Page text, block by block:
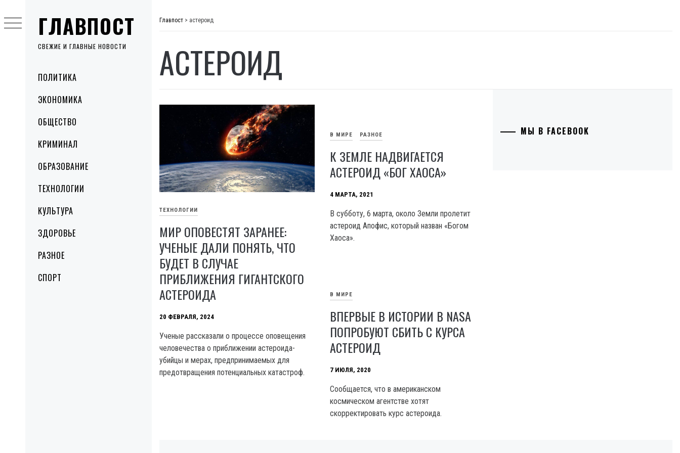
ГЛАВПОСТ
СВЕЖИЕ И ГЛАВНЫЕ НОВОСТИ
MenuПОЛИТИКА
ЭКОНОМИКА
ОБЩЕСТВО
КРИМИНАЛ
ОБРАЗОВАНИЕ
ТЕХНОЛОГИИ
КУЛЬТУРА
ЗДОРОВЬЕ
РАЗНОЕ
СПОРТ
to
content
Главпост > астероид
АСТЕРОИД
ТЕХНОЛОГИИ
МИР ОПОВЕСТЯТ ЗАРАНЕЕ:
УЧЕНЫЕ ДАЛИ ПОНЯТЬ, ЧТО
БУДЕТ В СЛУЧАЕ
ПРИБЛИЖЕНИЯ ГИГАНТСКОГО
АСТЕРОИДА
20 ФЕВРАЛЯ, 2024
Ученые рассказали о процессе оповещения
человечества о приближении астероида-
убийцы и мерах, предпринимаемых для
предотвращения потенциальных катастроф.
В МИРЕ РАЗНОЕ
К ЗЕМЛЕ НАДВИГАЕТСЯ
АСТЕРОИД «БОГ ХАОСА»
4 МАРТА, 2021
В субботу, 6 марта, около Земли пролетит
астероид Апофис, который назван «Богом
Хаоса».
В МИРЕ
ВПЕРВЫЕ В ИСТОРИИ В NASA
ПОПРОБУЮТ СБИТЬ С КУРСА
АСТЕРОИД
7 ИЮЛЯ, 2020
Сообщается, что в американском
космическом агентстве хотят
скорректировать курс астероида.
МЫ В FACEBOOK